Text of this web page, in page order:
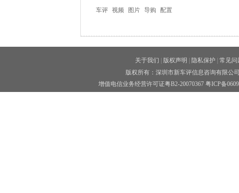
车评 视频 图片 导购 配置
关于我们 版权声明 隐私保护 常见问
版权所有：深圳市新车评信息咨询有限公
增值电信业务经营许可证粤B2-20070367 粤ICP备